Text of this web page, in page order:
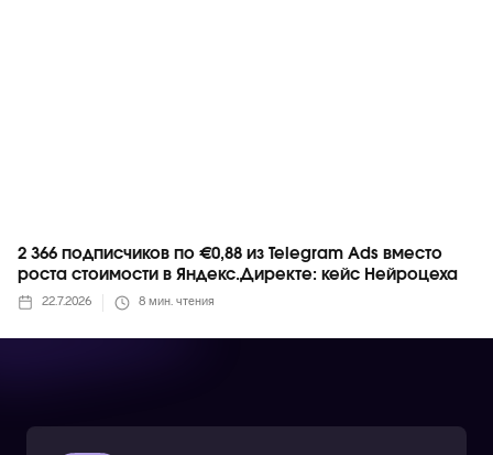
2 366 подписчиков по €0,88 из Telegram Ads вместо
роста стоимости в Яндекс.Директе: кейс Нейроцеха
22.7.2026 8 мин. чтения